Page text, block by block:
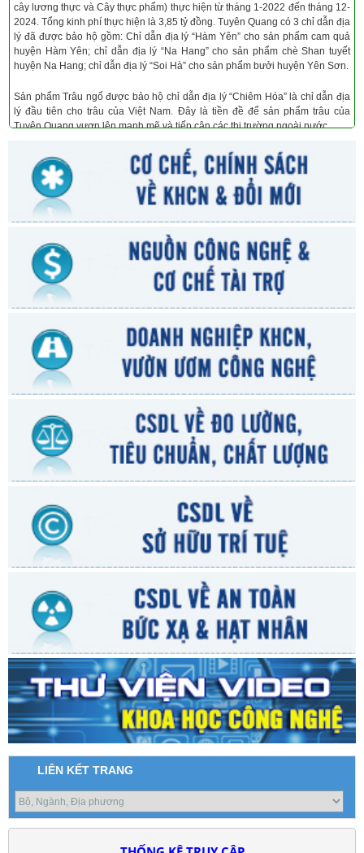
cây lương thực và Cây thực phẩm) thực hiện từ tháng 1-2022 đến tháng 12-
2024. Tổng kinh phí thực hiện là 3,85 tỷ đồng. Tuyên Quang có 3 chỉ dẫn địa
lý đã được bảo hộ gồm: Chỉ dẫn địa lý “Hàm Yên” cho sản phẩm cam quả
huyện Hàm Yên; chỉ dẫn địa lý “Na Hang” cho sản phẩm chè Shan tuyết
huyện Na Hang; chỉ dẫn địa lý “Soi Hà” cho sản phẩm bưởi huyện Yên Sơn.
Sản phẩm Trâu ngố được bảo hộ chỉ dẫn địa lý “Chiêm Hóa” là chỉ dẫn địa
lý đầu tiên cho trâu của Việt Nam. Đây là tiền đề để sản phẩm trâu của
Tuyên Quang vươn lên mạnh mẽ và tiếp cận các thị trường ngoài nước.
Nguồn: baotuyenquang.com.vn
Những tin cùng chuyên mục
-Tuyên truyền, hưởng ứng Ngày Sở hữu trí tuệ năm 2023
(27/02/2023)
-Sở hữu trí tuệ và các công nghệ chuyển đổi số - cơ hội cho Việt Nam
(25/10/2021)
Chỉ dẫn địa lý: Cơ hội cho nông sản nhập làn đường cao tốc
(27/09/2021)
LIÊN KẾT TRANG